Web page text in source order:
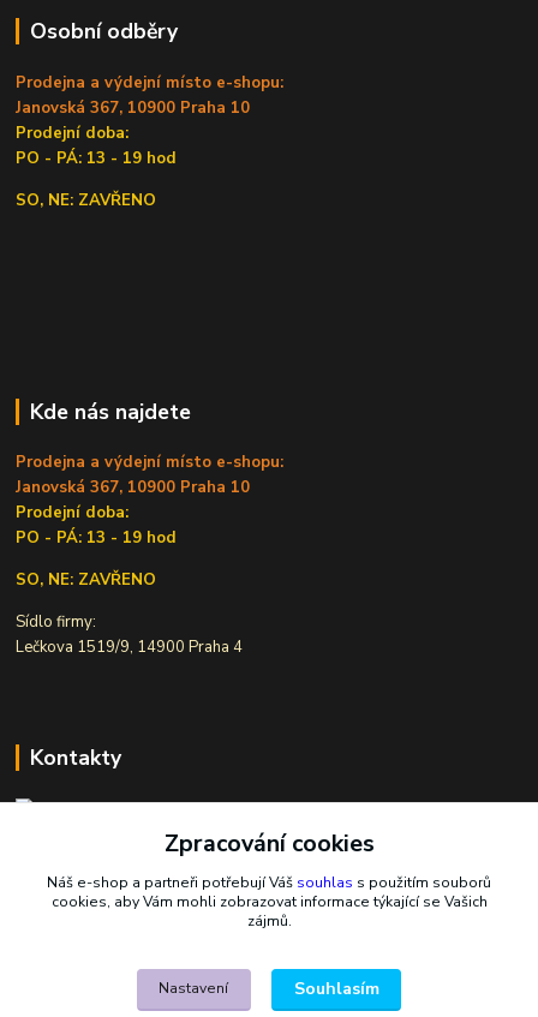
Osobní odběry
Prodejna a výdejní místo e-shopu:
Janovská 367, 10900 Praha 10
Prodejní doba:
PO - PÁ: 13 - 19 hod
SO, NE: ZAVŘENO
Kde nás najdete
Prodejna a výdejní místo e-shopu:
Janovská 367, 10900 Praha 10
Prodejní doba:
PO - PÁ: 13 - 19 hod
SO, NE: ZAVŘENO
Sídlo firmy:
Lečkova 1519/9, 14900 Praha 4
Kontakty
Ivana Šiková
+420 607 146 238
Po-Pá, 8-18 hod.
Zpracování cookies
Náš e-shop a partneři potřebují Váš souhlas s použitím souborů
cookies, aby Vám mohli zobrazovat informace týkající se Vašich
zájmů.
Nastavení Souhlasím